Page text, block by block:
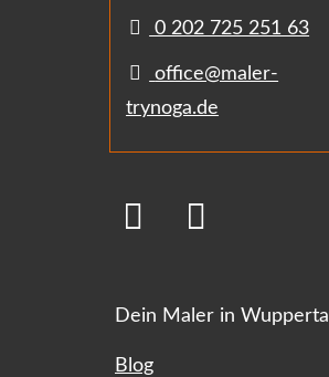
0 202 725 251 63
office@maler-
trynoga.de
Dein Maler in Wuppertal
Blog